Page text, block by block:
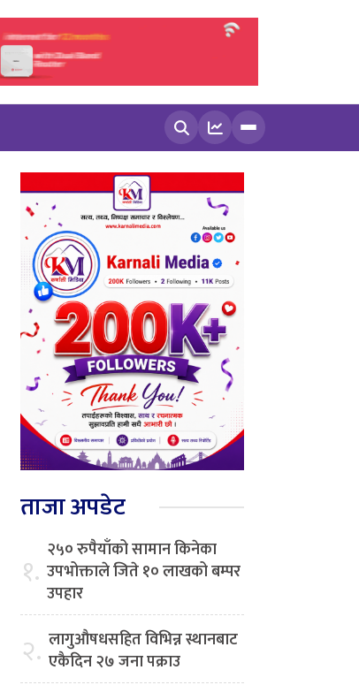
खोज्नुहोस
ताजा अपडेट
१. २५० रुपैयाँको सामान किनेका
उपभोक्ताले जिते १० लाखको बम्पर
उपहार
२. लागुऔषधसहित विभिन्न स्थानबाट
एकैदिन २७ जना पक्राउ